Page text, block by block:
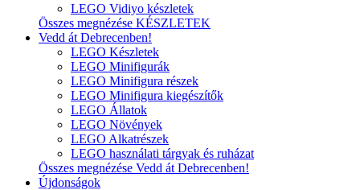
LEGO Vidiyo készletek
Összes megnézése KÉSZLETEK
Vedd át Debrecenben!
LEGO Készletek
LEGO Minifigurák
LEGO Minifigura részek
LEGO Minifigura kiegészítők
LEGO Állatok
LEGO Növények
LEGO Alkatrészek
LEGO használati tárgyak és ruházat
Összes megnézése Vedd át Debrecenben!
Újdonságok